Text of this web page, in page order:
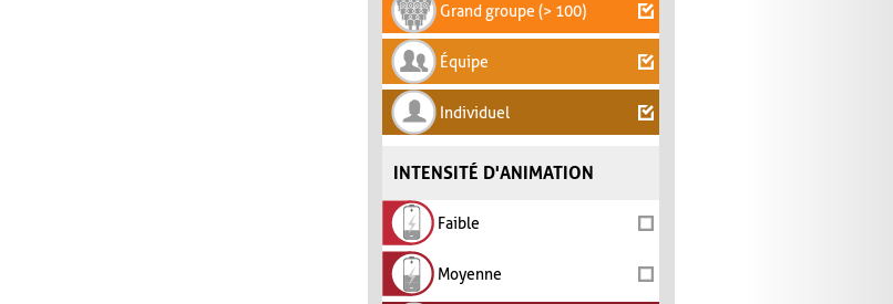
Grand groupe (> 100)
Équipe
Individuel
INTENSITÉ D'ANIMATION
Faible
Moyenne